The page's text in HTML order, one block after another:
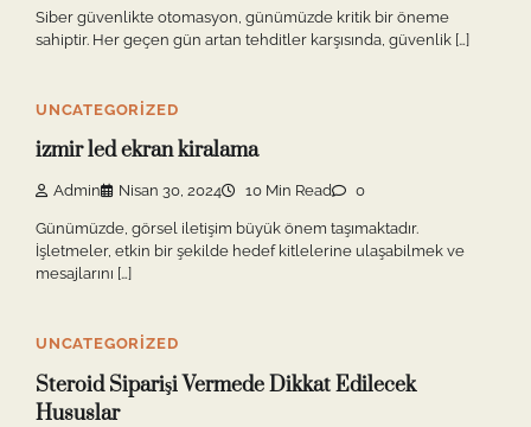
Siber güvenlikte otomasyon, günümüzde kritik bir öneme
sahiptir. Her geçen gün artan tehditler karşısında, güvenlik […]
UNCATEGORIZED
izmir led ekran kiralama
Admin Nisan 30, 2024 10 Min Read 0
Günümüzde, görsel iletişim büyük önem taşımaktadır.
İşletmeler, etkin bir şekilde hedef kitlelerine ulaşabilmek ve
mesajlarını […]
UNCATEGORIZED
Steroid Siparişi Vermede Dikkat Edilecek
Hususlar